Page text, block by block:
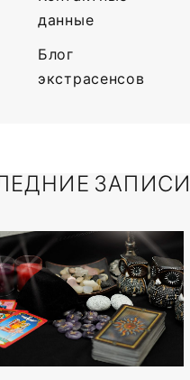
данные
Блог
экстрасенсов
ЗАПИСИ